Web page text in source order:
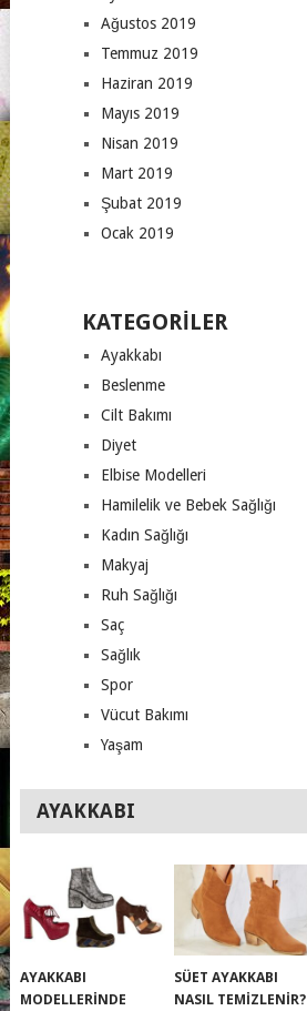
Ağustos 2019
Temmuz 2019
Haziran 2019
Mayıs 2019
Nisan 2019
Mart 2019
Şubat 2019
Ocak 2019
KATEGORILER
Ayakkabı
Beslenme
Cilt Bakımı
Diyet
Elbise Modelleri
Hamilelik ve Bebek Sağlığı
Kadın Sağlığı
Makyaj
Ruh Sağlığı
Saç
Sağlık
Spor
Vücut Bakımı
Yaşam
AYAKKABI
AYAKKABI
MODELLERINDE
SÜET AYAKKABI
NASIL TEMIZLENIR?